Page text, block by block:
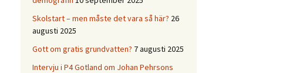
Skolstart – men måste det vara så här? 26
augusti 2025
Gott om gratis grundvatten? 7 augusti 2025
Intervju i P4 Gotland om Johan Pehrsons